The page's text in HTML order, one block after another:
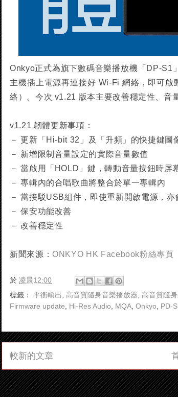
Onkyo正式為旗下數碼音樂播放機「DP-S1
主機插上電源再連接好 Wi-Fi 網絡，即可
絡）。今次 v1.21 版本主要改善穩定性、音
v1.21 韌體更新事項：
－ 更新「Hi-bit 32」及「升頻」的快捷鍵圖
－ 新增限制音量設定的實際音量數值
－ 當啟用「HOLD」鍵，轉動音量按鈕時屏
－ 專輯內的合唱歌曲將整合於單一專輯內
－ 當接駁USB組件，即使重新開啟電源，
－ 保安功能改善
－ 改善穩定性
新聞來源：ONKYO HK Facebook粉絲專頁
於 凌晨12:00
標籤： 平衡輸出 高音質隨身音樂播放器 高音質隨
Firmware update
Hi-Res Audio MQA Onkyo PD-
較新的文章